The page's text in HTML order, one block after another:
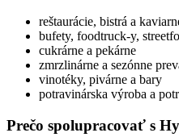
reštaurácie, bistrá a
bufety, foodtruck-y,
cukrárne a pekárne
zmrzlinárne a sezónne
vinotéky, pivárne a bary
potravinárska výroba a
Prečo spolupracovať s